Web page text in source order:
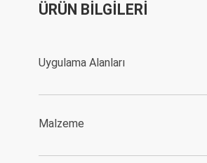
ÜRÜN BİLGİLERİ
Uygulama Alanları
Malzeme